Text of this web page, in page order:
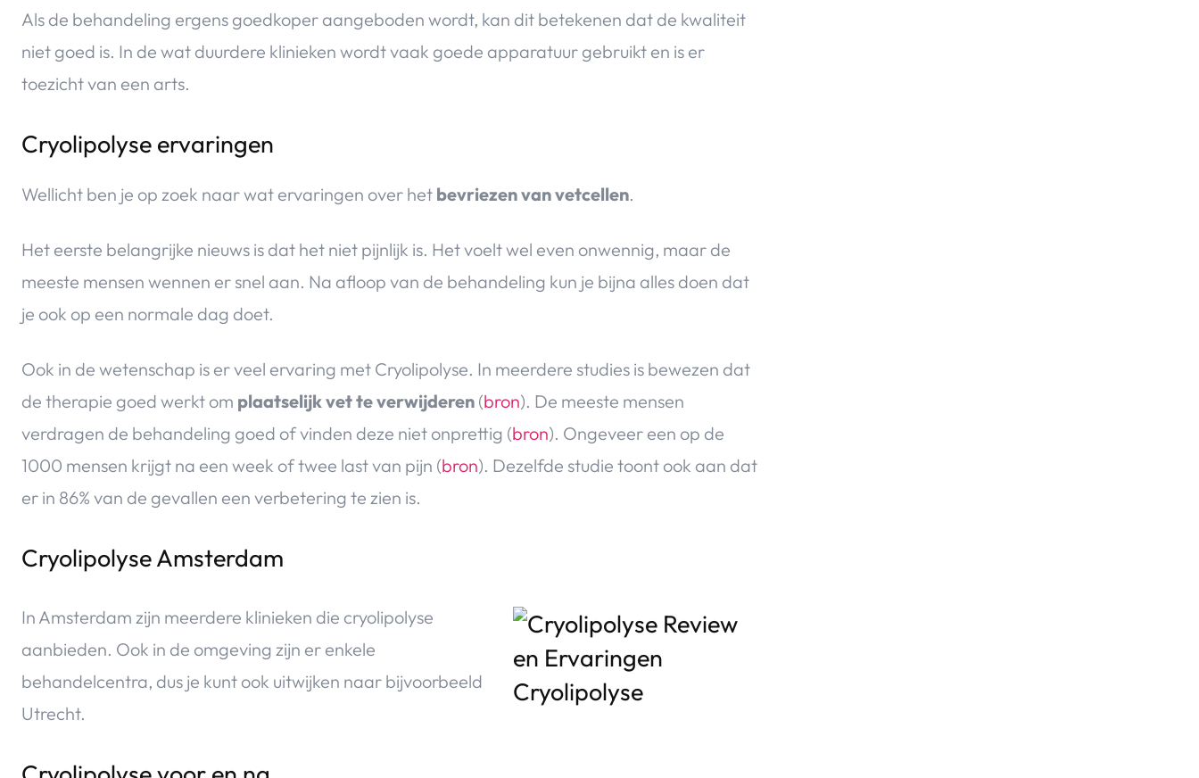
Als de behandeling ergens goedkoper aangeboden wordt, kan dit betekenen dat de kwaliteit
niet goed is. In de wat duurdere klinieken wordt vaak goede apparatuur gebruikt en is er
toezicht van een arts.
Cryolipolyse ervaringen
Wellicht ben je op zoek naar wat ervaringen over het bevriezen van vetcellen.
Het eerste belangrijke nieuws is dat het niet pijnlijk is. Het voelt wel even onwennig, maar de
meeste mensen wennen er snel aan. Na afloop van de behandeling kun je bijna alles doen dat
je ook op een normale dag doet.
Ook in de wetenschap is er veel ervaring met Cryolipolyse. In meerdere studies is bewezen dat
de therapie goed werkt om plaatselijk vet te verwijderen (bron). De meeste mensen
verdragen de behandeling goed of vinden deze niet onprettig (bron). Ongeveer een op de
1000 mensen krijgt na een week of twee last van pijn (bron). Dezelfde studie toont ook aan dat
er in 86% van de gevallen een verbetering te zien is.
Cryolipolyse Amsterdam
In Amsterdam zijn meerdere klinieken die cryolipolyse
aanbieden. Ook in de omgeving zijn er enkele
behandelcentra, dus je kunt ook uitwijken naar bijvoorbeeld
Utrecht.